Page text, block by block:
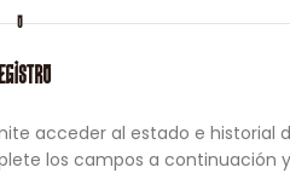
O
acceder al estado e historial
los campos a continuación y